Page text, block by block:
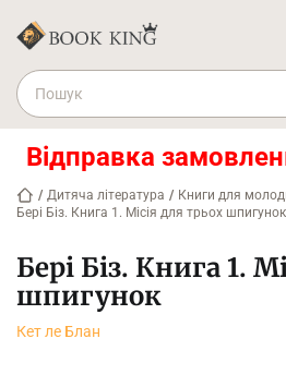
Відправка
/ Дитяча література / Книги для
Бері Біз. Книга 1. Місія для трьох шпигунок
Бері Біз. Книга 1.
шпигунок
Кет ле Блан